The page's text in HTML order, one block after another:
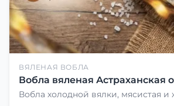
ВЯЛЕНАЯ ВОБЛА
Вобла вяленая Астраханская
Вобла холодной вялки, мясистая